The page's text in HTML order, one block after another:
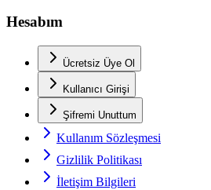
Hesabım
Ücretsiz Üye Ol
Kullanıcı Girişi
Şifremi Unuttum
Kullanım Sözleşmesi
Gizlilik Politikası
İletişim Bilgileri